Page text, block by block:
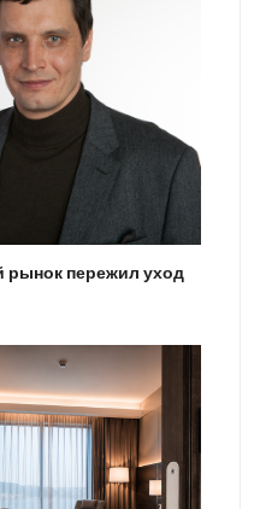
рынок пережил уход